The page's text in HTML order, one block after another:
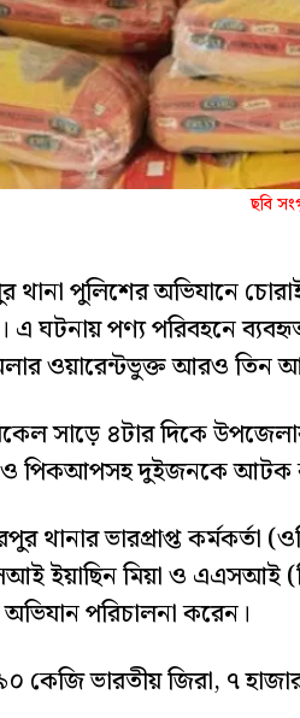
ছবি
থানা পুলিশের অভিযানে
এ ঘটনায় পণ্য পরিবহনে
ওয়ারেন্টভুক্ত আরও তিন
সাড়ে ৪টার দিকে
ও পিকআপসহ দুইজনকে আটক
থানার ভারপ্রাপ্ত
ইয়াছিন মিয়া ও এএসআই
পরিচালনা করেন।
কেজি ভারতীয় জিরা, ৭